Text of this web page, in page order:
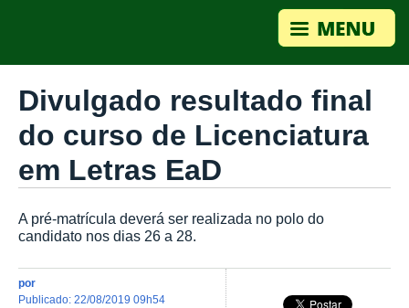
Divulgado resultado final
do curso de Licenciatura
em Letras EaD
A pré-matrícula deverá ser realizada no polo do
candidato nos dias 26 a 28.
por
publicado: 22/08/2019 09h54